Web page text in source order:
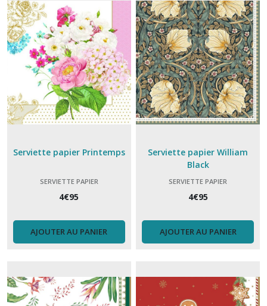
Serviette papier Printemps
SERVIETTE PAPIER
4€95
AJOUTER AU PANIER
Serviette papier William
Black
SERVIETTE PAPIER
4€95
AJOUTER AU PANIER
Glacette
à
bouteille
(2)
Cookut
L'incroyable
(15)
(7)
cookut
(5)